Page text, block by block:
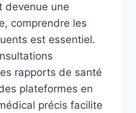
devenue une
comprendre les
est essentiel.
rapports de santé
plateformes en
précis facilite